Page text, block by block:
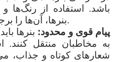
باشد. استفاده از رنگ‌ها
بنرها، آن‌ها را برجسته و قابل توجه‌تر کند.
پیام قوی و محدود: بنرها
به مخاطبان منتقل کنند.
شعارهای کوتاه و جذاب،